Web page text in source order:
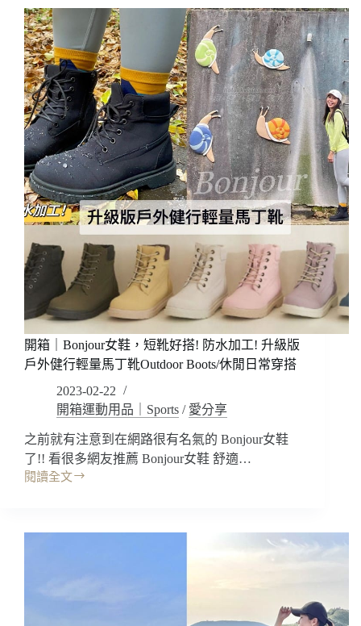
值!!
(男
女
泳
衣
泳
褲/
兒
童
泳
衣/
國
際
牌
泳
衣/
泳
潛
水
配
件/Marium
優
惠)
muiiswim
比
基
尼
泳
衣，
版
型
超
多!
花
色
超
多!
可
訂
製!
小
胸
花
糖
女
孩，
來
開箱｜Bonjour女鞋，短靴好搭! 防水加工! 升級版
戶外健行輕量馬丁靴Outdoor Boots/休閒日常穿搭
2023-02-22
開箱運動用品｜Sports / 愛分享
之前就有注意到在網路很有名氣的 Bonjour女鞋
了!! 看很多網友推薦 Bonjour女鞋 舒適…
閱讀全文
開
Bonjour